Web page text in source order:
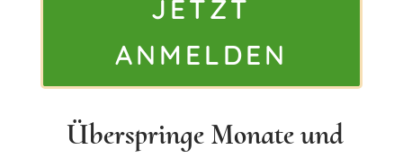
JETZT
ANMELDEN
Überspringe Monate und